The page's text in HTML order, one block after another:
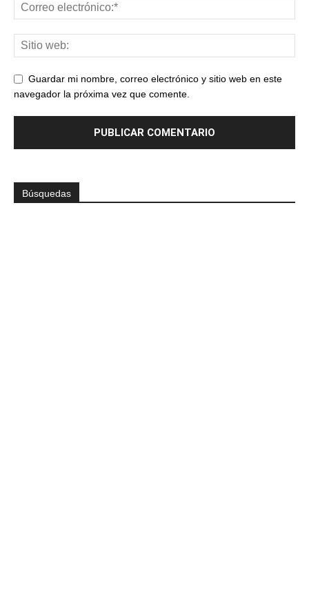
Guardar mi nombre, correo electrónico y sitio web en este
navegador la próxima vez que comente.
Búsquedas